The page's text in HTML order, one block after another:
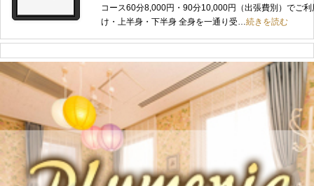
コース60分8,000円・90分10,000円（出張費別）でご
け・上半身・下半身 全身を一通り受…続きを読む